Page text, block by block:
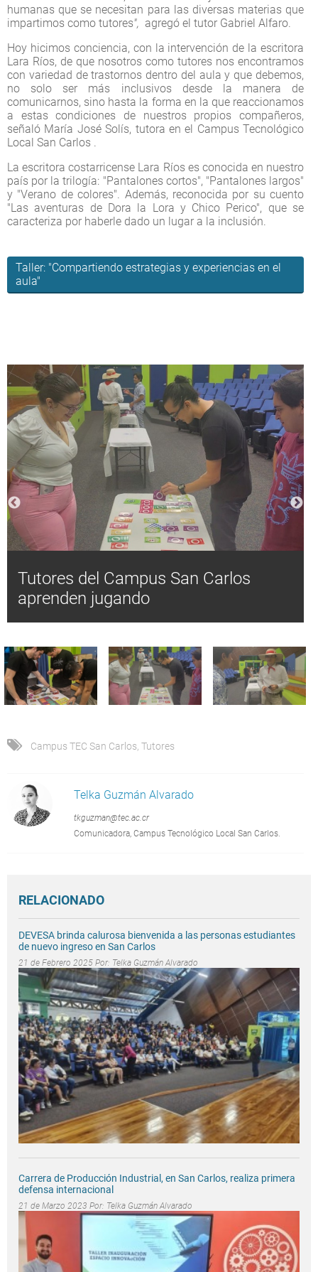
humanas que se necesitan para las diversas materias que
impartimos como tutores", agregó el tutor Gabriel Alfaro.
Hoy hicimos conciencia, con la intervención de la escritora
Lara Ríos, de que nosotros como tutores nos encontramos
con variedad de trastornos dentro del aula y que debemos,
no solo ser más inclusivos desde la manera de
comunicarnos, sino hasta la forma en la que reaccionamos
a estas condiciones de nuestros propios compañeros,
señaló María José Solís, tutora en el Campus Tecnológico
Local San Carlos .
La escritora costarricense Lara Ríos es conocida en nuestro
país por la trilogía: "Pantalones cortos", "Pantalones largos"
y "Verano de colores". Además, reconocida por su cuento
"Las aventuras de Dora la Lora y Chico Perico", que se
caracteriza por haberle dado un lugar a la inclusión.
Taller: "Compartiendo estrategias y experiencias en el
aula"
Tutores del Campus San Carlos
aprenden jugando
Campus TEC San Carlos Tutores
Telka Guzmán Alvarado
tkguzman@tec.ac.cr
Comunicadora, Campus Tecnológico Local San Carlos.
RELACIONADO
DEVESA brinda calurosa bienvenida a las personas estudiantes
de nuevo ingreso en San Carlos
21 de Febrero 2025 Por: Telka Guzmán Alvarado
Carrera de Producción Industrial, en San Carlos, realiza primera
defensa internacional
21 de Marzo 2023 Por: Telka Guzmán Alvarado